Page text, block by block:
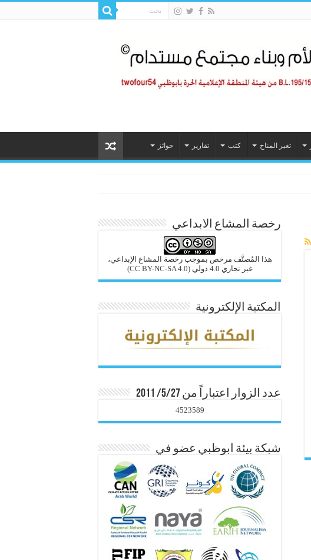
تغير المناخ كتب تقارير جوائز
رخصة المشاع الابداعي
هذا المُصنَّف مرخص بموجب رخصة المشاع الإبداعي،
غير تجاري 4.0 دولي
(CC BY-NC-SA 4.0)
المكتبة الإلكترونية
عدد الزوار اعتباراً من 5/27/ 2011
4523589
شبكة بيئة ابوظبي عضو في